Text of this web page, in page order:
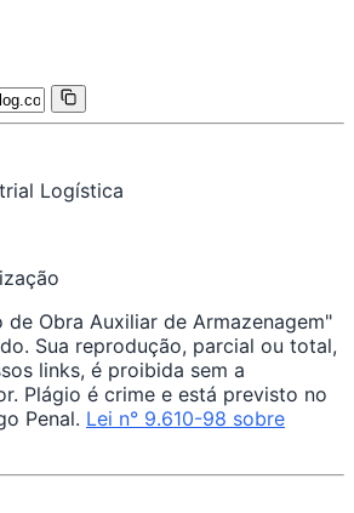
Logística
Obra Auxiliar de Armazenagem"
Sua reprodução, parcial ou total,
links, é proibida sem a
Plágio é crime e está previsto no
Penal. Lei n° 9.610-98 sobre